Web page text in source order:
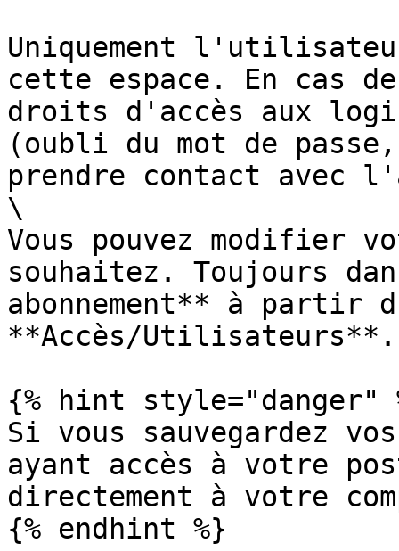
Uniquement
cette espace. En cas
droits d'accès aux
(oubli du mot de
prendre contact avec
\
Vous pouvez modifier
souhaitez. Toujours
abonnement** à partir
**Accès/Utilisateurs**.
{% hint style="danger"
Si vous sauvegardez
ayant accès à votre
directement à votre
{% endhint %}